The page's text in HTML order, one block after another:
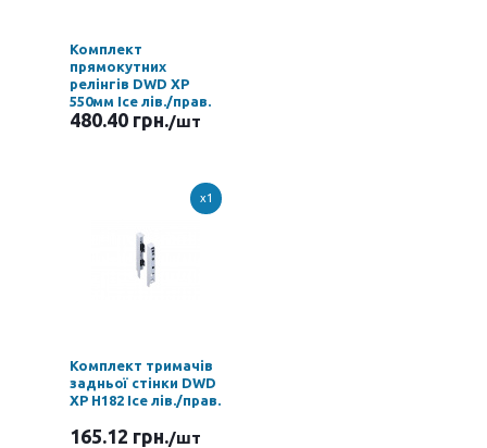
Комплект
прямокутних
релінгів DWD XP
550мм Ice лів./прав.
480.40 грн./шт
x1
Комплект тримачів
задньої стінки DWD
XP H182 Ice лів./прав.
165.12 грн./шт